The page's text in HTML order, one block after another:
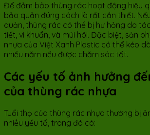
Để đảm bảo thùng rác hoạt động hiệu
bảo quản đúng cách là rất cần thiết.
quản, thùng rác có thể bị hư hỏng do
tiết, vi khuẩn, và mùi hôi. Đặc biệt, sản
nhựa của Việt Xanh Plastic có thể kéo
nhiều năm nếu được chăm sóc tốt.
Các yếu tố ảnh hưởng
của thùng rác nhựa
Tuổi thọ của thùng rác nhựa thường bị
nhiều yếu tố, trong đó có: